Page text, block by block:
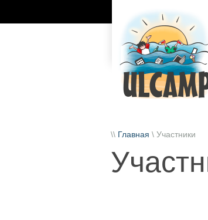
\\ Главная \ Участники